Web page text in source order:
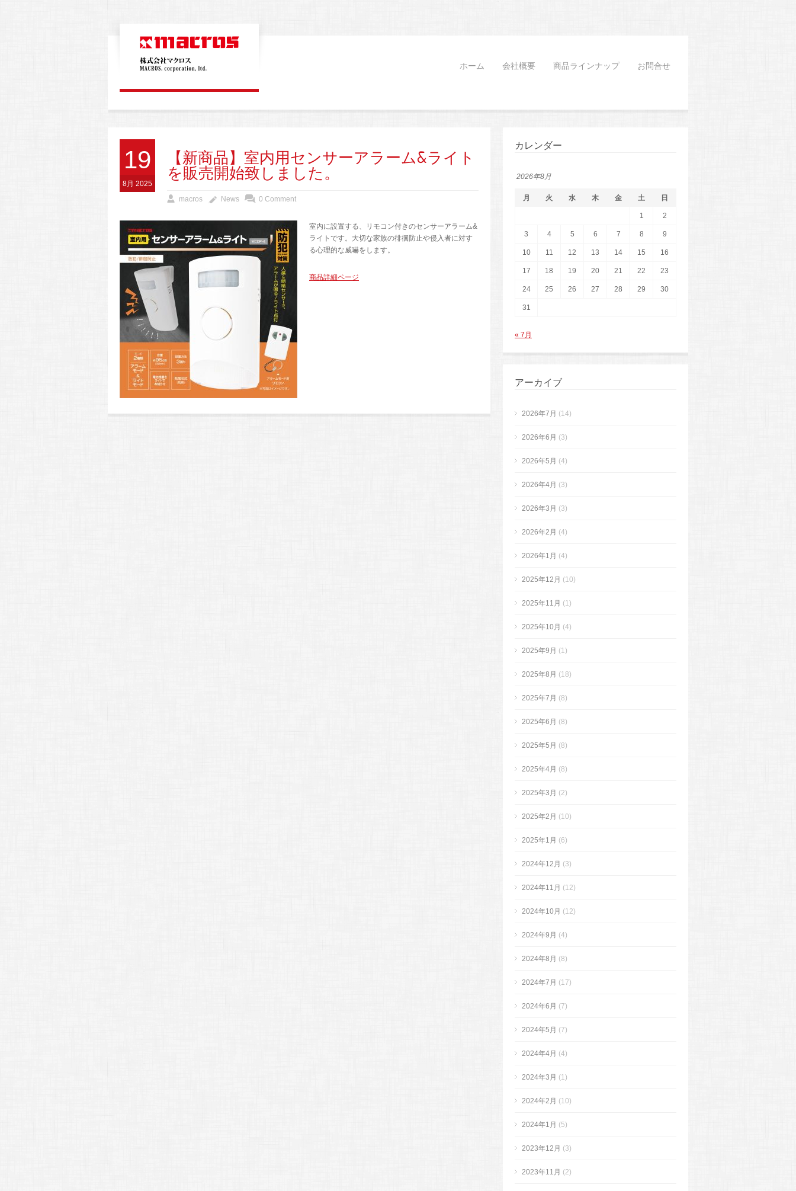
ホーム 会社概要 商品ラインナップ お問合せ
19
8月 2025
【新商品】室内用センサーアラーム&ライト
を販売開始致しました。
macros News 0 Comment
室内に設置する、リモコン付きのセンサーアラーム&
ライトです。大切な家族の徘徊防止や侵入者に対す
る心理的な威嚇をします。
商品詳細ページ
カレンダー
2026年8月
月 火 水 木 金 土 日
1 2
3 4 5 6 7 8 9
10 11 12 13 14 15 16
17 18 19 20 21 22 23
24 25 26 27 28 29 30
31
« 7月
アーカイブ
2026年7月 (14)
2026年6月 (3)
2026年5月 (4)
2026年4月 (3)
2026年3月 (3)
2026年2月 (4)
2026年1月 (4)
2025年12月 (10)
2025年11月 (1)
2025年10月 (4)
2025年9月 (1)
2025年8月 (18)
2025年7月 (8)
2025年6月 (8)
2025年5月 (8)
2025年4月 (8)
2025年3月 (2)
2025年2月 (10)
2025年1月 (6)
2024年12月 (3)
2024年11月 (12)
2024年10月 (12)
2024年9月 (4)
2024年8月 (8)
2024年7月 (17)
2024年6月 (7)
2024年5月 (7)
2024年4月 (4)
2024年3月 (1)
2024年2月 (10)
2024年1月 (5)
2023年12月 (3)
2023年11月 (2)